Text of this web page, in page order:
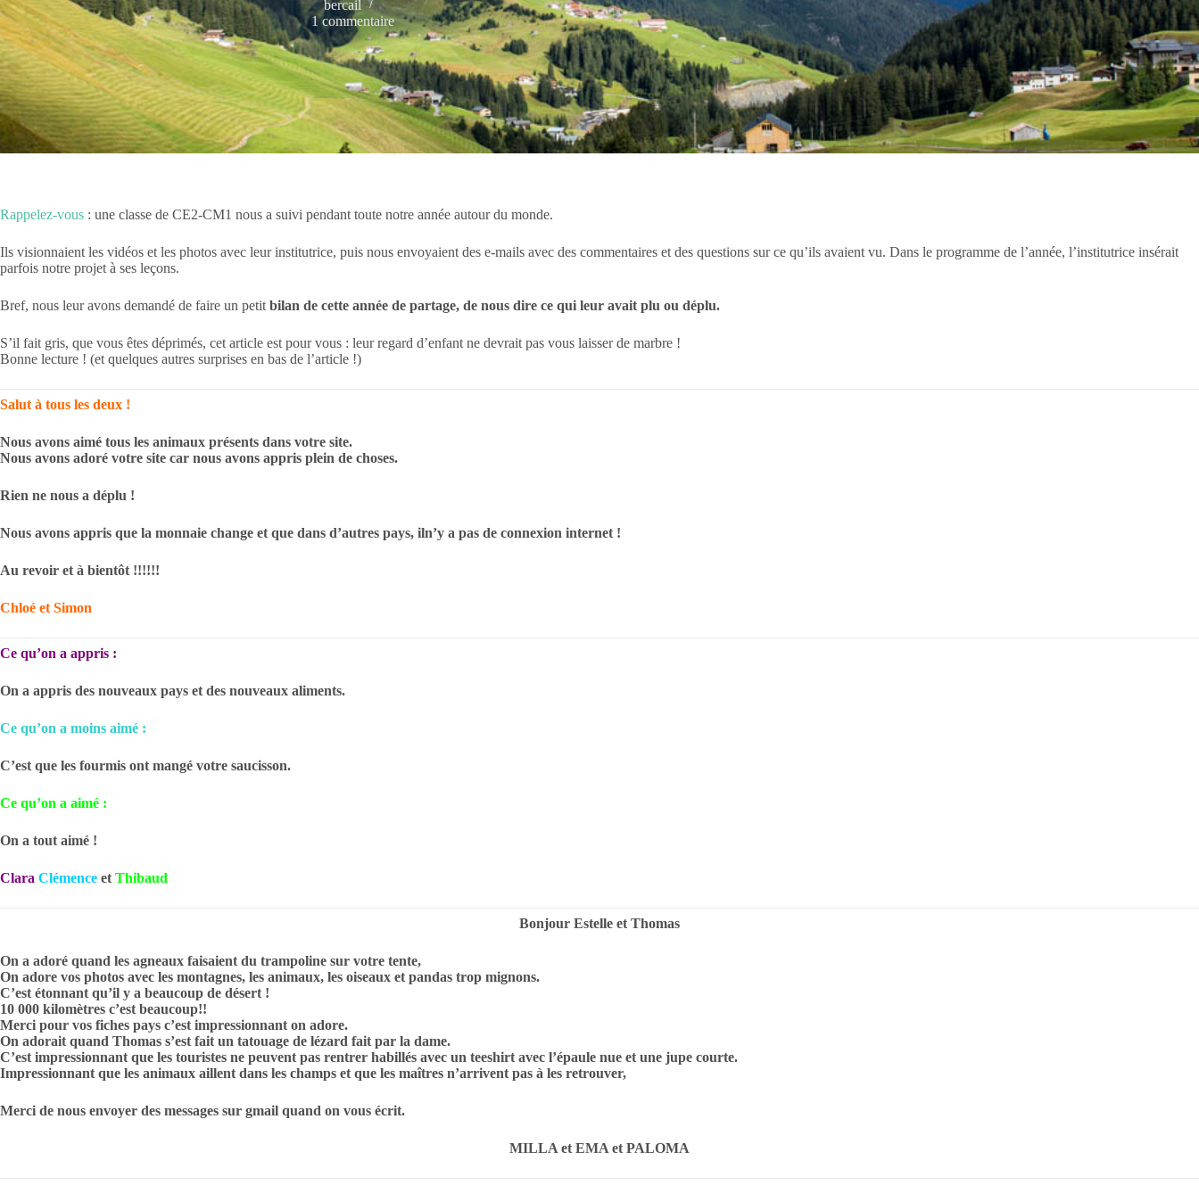
bercail
1 commentaire
Rappelez-vous : une classe de CE2-CM1 nous a suivi pendant toute notre année autour du monde.
Ils visionnaient les vidéos et les photos avec leur institutrice, puis nous envoyaient des e-mails avec des commentaires et des questions sur ce qu’ils avaient vu. Dans le programme de l’année, l’institutrice insérait
parfois notre projet à ses leçons.
Bref, nous leur avons demandé de faire un petit bilan de cette année de partage, de nous dire ce qui leur avait plu ou déplu.
S’il fait gris, que vous êtes déprimés, cet article est pour vous : leur regard d’enfant ne devrait pas vous laisser de marbre !
Bonne lecture ! (et quelques autres surprises en bas de l’article !)
Salut à tous les deux !
Nous avons aimé tous les animaux présents dans votre site.
Nous avons adoré votre site car nous avons appris plein de choses.
Rien ne nous a déplu !
Nous avons appris que la monnaie change et que dans d’autres pays, iln’y a pas de connexion internet !
Au revoir et à bientôt !!!!!!
Chloé et Simon
Ce qu’on a appris :
On a appris des nouveaux pays et des nouveaux aliments.
Ce qu’on a moins aimé :
C’est que les fourmis ont mangé votre saucisson.
Ce qu’on a aimé :
On a tout aimé !
Clara Clémence et Thibaud
Bonjour Estelle et Thomas
On a adoré quand les agneaux faisaient du trampoline sur votre tente,
On adore vos photos avec les montagnes, les animaux, les oiseaux et pandas trop mignons.
C’est étonnant qu’il y a beaucoup de désert !
10 000 kilomètres c’est beaucoup!!
Merci pour vos fiches pays c’est impressionnant on adore.
On adorait quand Thomas s’est fait un tatouage de lézard fait par la dame.
C’est impressionnant que les touristes ne peuvent pas rentrer habillés avec un tee­shirt avec l’épaule nue et une jupe courte.
Impressionnant que les animaux aillent dans les champs et que les maîtres n’arrivent pas à les retrouver,
Merci de nous envoyer des messages sur gmail quand on vous écrit.
MILLA et EMA et PALOMA